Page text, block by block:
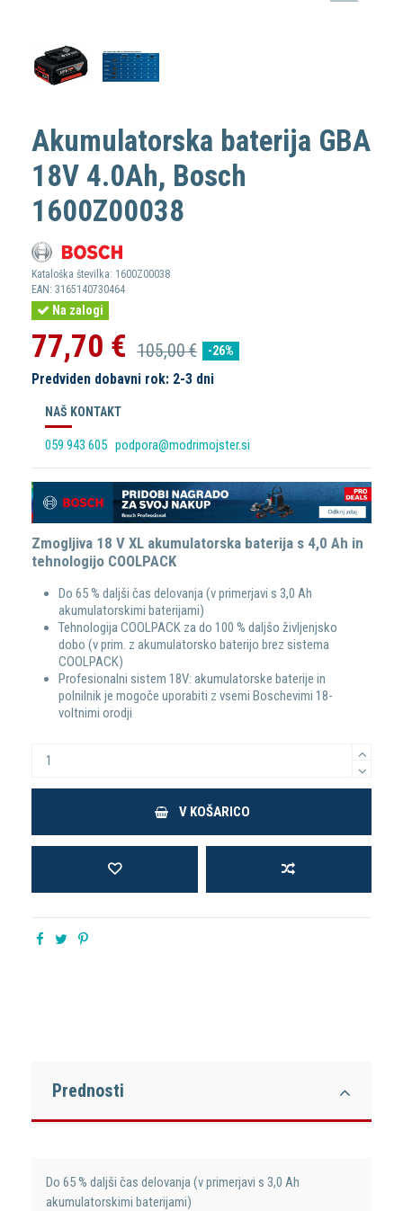
Akumulatorska baterija GBA
18V 4.0Ah, Bosch
1600Z00038
Kataloška številka: 1600Z00038
EAN: 3165140730464
Na zalogi
77,70 € 105,00 € -26%
Predviden dobavni rok: 2-3 dni
NAŠ KONTAKT
059 943 605 podpora@modrimojster.si
Zmogljiva 18 V XL akumulatorska baterija s 4,0 Ah in
tehnologijo COOLPACK
Do 65 % daljši čas delovanja (v primerjavi s 3,0 Ah
akumulatorskimi baterijami)
Tehnologija COOLPACK za do 100 % daljšo življenjsko
dobo (v prim. z akumulatorsko baterijo brez sistema
COOLPACK)
Profesionalni sistem 18V: akumulatorske baterije in
polnilnik je mogoče uporabiti z vsemi Boschevimi 18-
voltnimi orodji
V KOŠARICO
Prednosti
Do 65 % daljši čas delovanja (v primerjavi s 3,0 Ah
akumulatorskimi baterijami)